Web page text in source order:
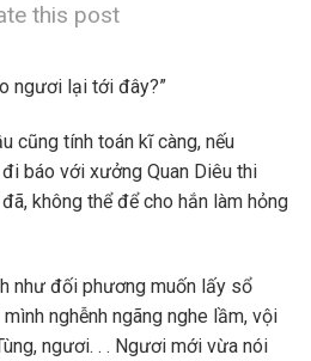
this post
ngươi lại tới đây?”
cũng tính toán kĩ càng, nếu
báo với xưởng Quan Diêu thi
không thể để cho hắn làm hỏng
như đối phương muốn lấy sổ
nghễnh ngãng nghe lầm, vội
ngươi. . . Ngươi mới vừa nói